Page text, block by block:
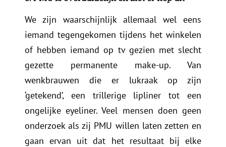
We zijn waarschijnlijk allemaal wel eens
iemand tegengekomen tijdens het winkelen
of hebben iemand op tv gezien met slecht
gezette permanente make-up. Van
wenkbrauwen die er lukraak op zijn
‘getekend’, een trillerige lipliner tot een
ongelijke eyeliner. Veel mensen doen geen
onderzoek als zij PMU willen laten zetten en
gaan ervan uit dat het resultaat bij elke